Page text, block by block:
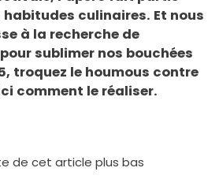
culinaires. Et nous
à la recherche de
sublimer nos bouchées
troquez le houmous contre
comment le réaliser.
de cet article plus bas